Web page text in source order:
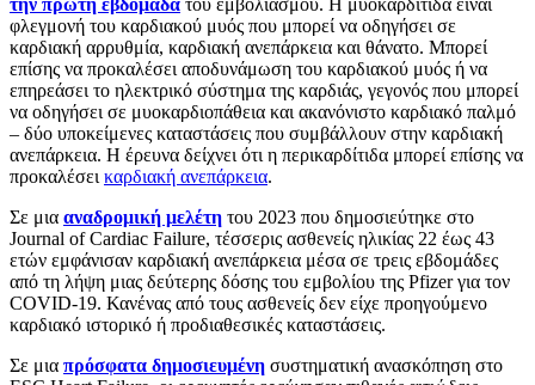
την πρώτη εβδομάδα του εμβολιασμού. Η μυοκαρδίτιδα είναι
φλεγμονή του καρδιακού μυός που μπορεί να οδηγήσει σε
καρδιακή αρρυθμία, καρδιακή ανεπάρκεια και θάνατο. Μπορεί
επίσης να προκαλέσει αποδυνάμωση του καρδιακού μυός ή να
επηρεάσει το ηλεκτρικό σύστημα της καρδιάς, γεγονός που μπορεί
να οδηγήσει σε μυοκαρδιοπάθεια και ακανόνιστο καρδιακό παλμό
– δύο υποκείμενες καταστάσεις που συμβάλλουν στην καρδιακή
ανεπάρκεια. Η έρευνα δείχνει ότι η περικαρδίτιδα μπορεί επίσης να
προκαλέσεικαρδιακή ανεπάρκεια.
Σε μια αναδρομική μελέτη του 2023 που δημοσιεύτηκε στο
Journal of Cardiac Failure, τέσσερις ασθενείς ηλικίας 22 έως 43
ετών εμφάνισαν καρδιακή ανεπάρκεια μέσα σε τρεις εβδομάδες
από τη λήψη μιας δεύτερης δόσης του εμβολίου της Pfizer για τον
COVID-19. Κανένας από τους ασθενείς δεν είχε προηγούμενο
καρδιακό ιστορικό ή προδιαθεσικές καταστάσεις.
Σε μια πρόσφατα δημοσιευμένη συστηματική ανασκόπηση στο